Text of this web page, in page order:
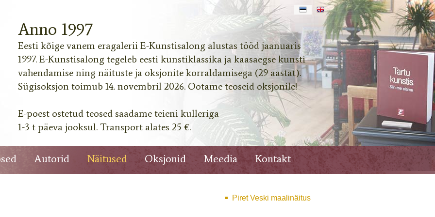
000 Ei ole
€ 26 000 Ei
€
131x130
78x67 Hind:
2004
müügil Piret
müügil
2001
Anno 1997
Eesti kõige vanem eragalerii E-Kunstisalong alustas tööd jaanuaris
1997. E-Kunstisalong tegeleb eesti kunstiklassika ja kaasaegse kunsti
vahendamise ning näituste ja oksjonite korraldamisega (29 aastat).
Sügisoksjon toimub 14. novembril 2026. Ootame teoseid oksjonile!
E-poest ostetud teosed saadame teieni kulleriga
1-3 t päeva jooksul. Transport alates 25 €.
Autorid Näitused Oksjonid Meedia Kontakt
Piret Veski maalinäitus